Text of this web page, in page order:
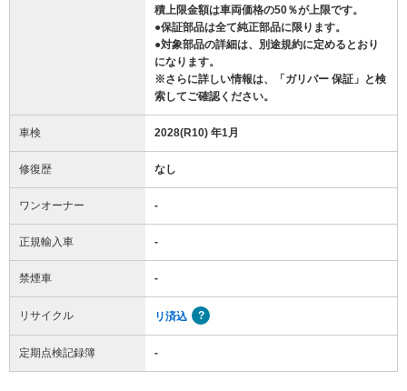
積上限金額は車両価格の50％が上限です。
●保証部品は全て純正部品に限ります。
●対象部品の詳細は、別途規約に定めるとおり
になります。
※さらに詳しい情報は、「ガリバー 保証」と検
索してご確認ください。
車検 2028(R10) 年1月
修復歴 なし
ワンオーナー -
正規輸入車 -
禁煙車 -
リサイクル リ済込
定期点検記録簿 -